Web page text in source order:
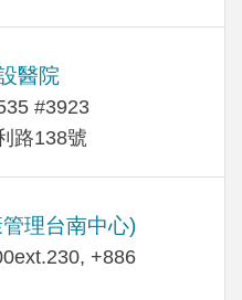
醫院
#3923
路138號
理台南中心)
+886